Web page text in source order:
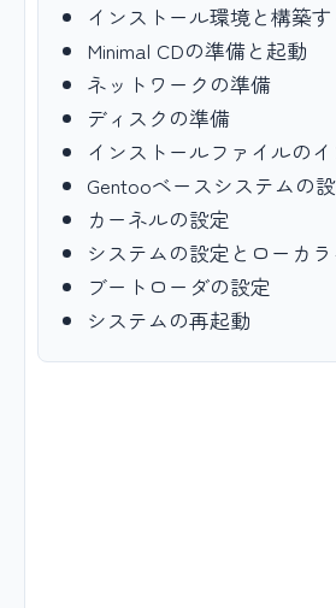
インストール環境と構築
Minimal CDの準備と起動
ネットワークの準備
ディスクの準備
インストールファイルの
Gentooベースシステムの
カーネルの設定
システムの設定とローカ
ブートローダの設定
システムの再起動